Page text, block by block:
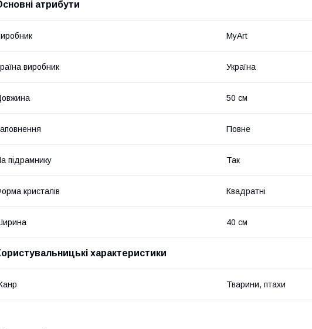
атрибути
MyArt
виробник Україна
50 см
Повне
підрамнику Так
кристалів Квадратні
40 см
характеристики
Тварини, птахи